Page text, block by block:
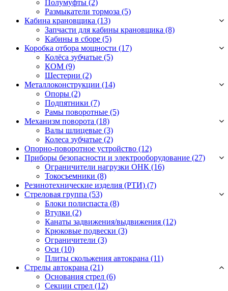
Полумуфты (2)
Размыкатели тормоза (5)
Кабина крановщика (13)
Запчасти для кабины крановщика (8)
Кабины в сборе (5)
Коробка отбора мощности (17)
Колёса зубчатые (5)
КОМ (9)
Шестерни (2)
Металлоконструкции (14)
Опоры (2)
Подпятники (7)
Рамы поворотные (5)
Механизм поворота (18)
Валы шлицевые (3)
Колеса зубчатые (2)
Опорно-поворотное устройство (12)
Приборы безопасности и электрооборудование (27)
Ограничители нагрузки ОНК (16)
Токосъемники (8)
Резинотехнические изделия (РТИ) (7)
Стреловая группа (53)
Блоки полиспаста (8)
Втулки (2)
Канаты задвижения/выдвижения (12)
Крюковые подвески (3)
Ограничители (3)
Оси (10)
Плиты скольжения автокрана (11)
Стрелы автокрана (21)
Основания стрел (6)
Секции стрел (12)